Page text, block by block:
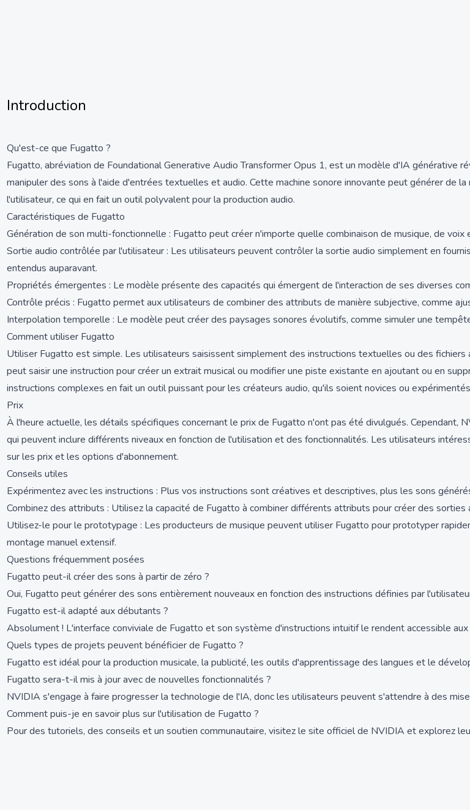
Introduction
Qu'est-ce que Fugatto ?
Fugatto, abréviation de Foundational Generative Audio Transformer Opus 1, est un modèle d'IA
manipuler des sons à l'aide d'entrées textuelles et audio. Cette machine sonore innovante peut générer de
l'utilisateur, ce qui en fait un outil polyvalent pour la production audio.
Caractéristiques de Fugatto
Génération de son multi-fonctionnelle : Fugatto peut créer n'importe quelle combinaison de musique, de
Sortie audio contrôlée par l'utilisateur : Les utilisateurs peuvent contrôler la sortie audio simplement en
entendus auparavant.
Propriétés émergentes : Le modèle présente des capacités qui émergent de l'interaction de ses diverses
Contrôle précis : Fugatto permet aux utilisateurs de combiner des attributs de manière subjective, comme
Interpolation temporelle : Le modèle peut créer des paysages sonores évolutifs, comme simuler une
Comment utiliser Fugatto
Utiliser Fugatto est simple. Les utilisateurs saisissent simplement des instructions textuelles ou des
peut saisir une instruction pour créer un extrait musical ou modifier une piste existante en ajoutant ou en
instructions complexes en fait un outil puissant pour les créateurs audio, qu'ils soient novices ou
Prix
À l'heure actuelle, les détails spécifiques concernant le prix de Fugatto n'ont pas été divulgués.
qui peuvent inclure différents niveaux en fonction de l'utilisation et des fonctionnalités. Les utilisateurs
sur les prix et les options d'abonnement.
Conseils utiles
Expérimentez avec les instructions : Plus vos instructions sont créatives et descriptives, plus les sons
Combinez des attributs : Utilisez la capacité de Fugatto à combiner différents attributs pour créer des
Utilisez-le pour le prototypage : Les producteurs de musique peuvent utiliser Fugatto pour prototyper
montage manuel extensif.
Questions fréquemment posées
Fugatto peut-il créer des sons à partir de zéro ?
Oui, Fugatto peut générer des sons entièrement nouveaux en fonction des instructions définies par
Fugatto est-il adapté aux débutants ?
Absolument ! L'interface conviviale de Fugatto et son système d'instructions intuitif le rendent accessible
Quels types de projets peuvent bénéficier de Fugatto ?
Fugatto est idéal pour la production musicale, la publicité, les outils d'apprentissage des langues et le
Fugatto sera-t-il mis à jour avec de nouvelles fonctionnalités ?
NVIDIA s'engage à faire progresser la technologie de l'IA, donc les utilisateurs peuvent s'attendre à des
Comment puis-je en savoir plus sur l'utilisation de Fugatto ?
Pour des tutoriels, des conseils et un soutien communautaire, visitez le site officiel de NVIDIA et explorez